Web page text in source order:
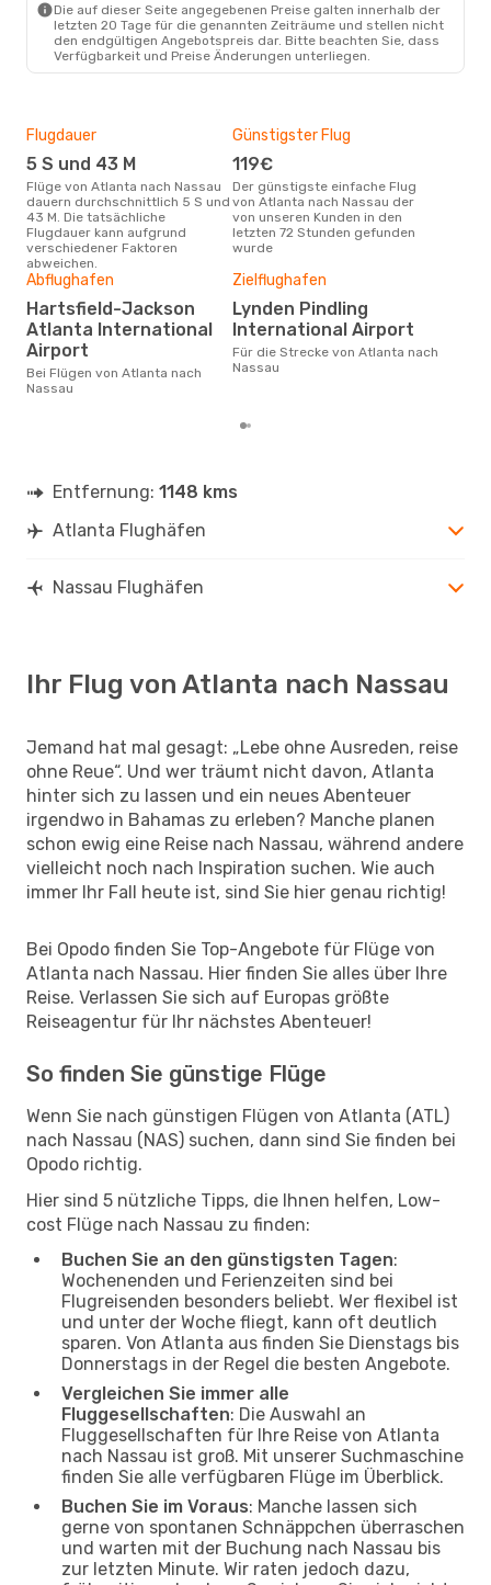
Die auf dieser Seite angegebenen Preise galten innerhalb der
letzten 20 Tage für die genannten Zeiträume und stellen nicht
den endgültigen Angebotspreis dar. Bitte beachten Sie, dass
Verfügbarkeit und Preise Änderungen unterliegen.
Flugdauer
5 S und 43 M
Flüge von Atlanta nach Nassau
dauern durchschnittlich 5 S und
43 M. Die tatsächliche
Flugdauer kann aufgrund
verschiedener Faktoren
abweichen.
Günstigster Flug
119€
Der günstigste einfache Flug
von Atlanta nach Nassau der
von unseren Kunden in den
letzten 72 Stunden gefunden
wurde
Abflughafen
Hartsfield-Jackson
Atlanta International
Airport
Bei Flügen von Atlanta nach
Nassau
Zielflughafen
Lynden Pindling
International Airport
Für die Strecke von Atlanta nach
Nassau
Entfernung: 1148 kms
Atlanta Flughäfen
Nassau Flughäfen
Ihr Flug von Atlanta nach Nassau
Jemand hat mal gesagt: „Lebe ohne Ausreden, reise
ohne Reue“. Und wer träumt nicht davon, Atlanta
hinter sich zu lassen und ein neues Abenteuer
irgendwo in Bahamas zu erleben? Manche planen
schon ewig eine Reise nach Nassau, während andere
vielleicht noch nach Inspiration suchen. Wie auch
immer Ihr Fall heute ist, sind Sie hier genau richtig!
Bei Opodo finden Sie Top-Angebote für Flüge von
Atlanta nach Nassau. Hier finden Sie alles über Ihre
Reise. Verlassen Sie sich auf Europas größte
Reiseagentur für Ihr nächstes Abenteuer!
So finden Sie günstige Flüge
Wenn Sie nach günstigen Flügen von Atlanta (ATL)
nach Nassau (NAS) suchen, dann sind Sie finden bei
Opodo richtig.
Hier sind 5 nützliche Tipps, die Ihnen helfen, Low-
cost Flüge nach Nassau zu finden:
Buchen Sie an den günstigsten Tagen:
Wochenenden und Ferienzeiten sind bei
Flugreisenden besonders beliebt. Wer flexibel ist
und unter der Woche fliegt, kann oft deutlich
sparen. Von Atlanta aus finden Sie Dienstags bis
Donnerstags in der Regel die besten Angebote.
Vergleichen Sie immer alle
Fluggesellschaften: Die Auswahl an
Fluggesellschaften für Ihre Reise von Atlanta
nach Nassau ist groß. Mit unserer Suchmaschine
finden Sie alle verfügbaren Flüge im Überblick.
Buchen Sie im Voraus: Manche lassen sich
gerne von spontanen Schnäppchen überraschen
und warten mit der Buchung nach Nassau bis
zur letzten Minute. Wir raten jedoch dazu,